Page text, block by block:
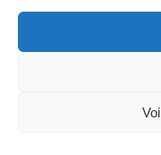
Conception et